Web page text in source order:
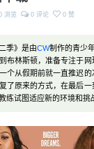
浏览 0 评论 0 赞
季》是由CW制作的青少
布林斯顿，准备专注于
个从假期前就一直推迟
了原来的方式，在最后
练试图适应新的环境和挑